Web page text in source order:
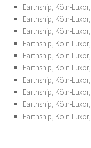
Earthship, Köln-
Earthship, Köln-
Earthship, Köln-
Earthship, Köln-
Earthship, Köln-
Earthship, Köln-
Earthship, Köln-
Earthship, Köln-
Earthship, Köln-
Earthship, Köln-